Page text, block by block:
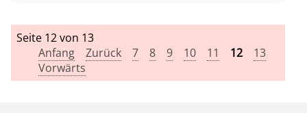
Seite 12 von 13
Anfang
Zurück 7 8 9 10 11 12
13
Vorwärts